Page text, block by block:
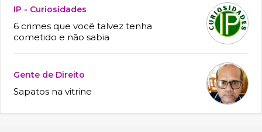
IP - Curiosidades
6 crimes que você talvez tenha
cometido e não sabia
Gente de Direito
Sapatos na vitrine